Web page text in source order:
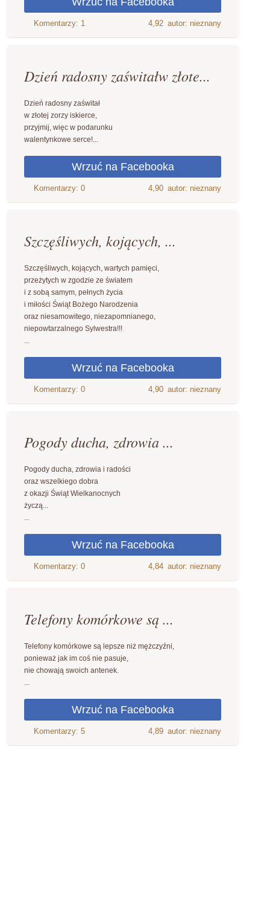
4,92 autor: nieznany
Dzień radosny zaświtałw złote...
Dzień radosny zaświtał
w złotej zorzy iskierce,
przyjmij, więc w podarunku
walentynkowe serce!...
4,90 autor: nieznany
Szczęśliwych, kojących, ...
Szczęśliwych, kojących, wartych pamięci,
przeżytych w zgodzie ze światem
i z sobą samym, pełnych życia
i miłości Świąt Bożego Narodzenia
oraz niesamowitego, niezapomnianego,
niepowtarzalnego Sylwestra!!!
...
4,90 autor: nieznany
Pogody ducha, zdrowia ...
Pogody ducha, zdrowia i radości
oraz wszelkiego dobra
z okazji Świąt Wielkanocnych
życzą...
...
4,84 autor: nieznany
Telefony komórkowe są ...
Telefony komórkowe są lepsze niż mężczyźni,
ponieważ jak im coś nie pasuje,
nie chowają swoich antenek.
...
4,89 autor: nieznany